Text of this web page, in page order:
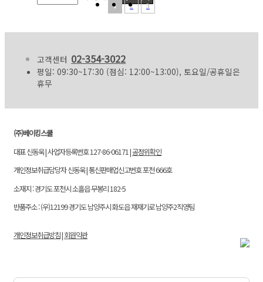
1 2 3
고객센터 02-354-3022
평일: 09:30~17:30 (점심: 12:00~13:00), 토요일/공휴일은
휴무
(주)베이킹스쿨
대표 신동욱 | 사업자등록번호 127-86-06171 |공정위확인
개인정보취급담당자 신동욱 | 통신판매업신고번호 포천 666호
소재지 : 경기도 포천시 소흘읍 무봉리 182-5
반품주소 : (우)12199 경기도 남양주시 화도읍 재재기로 남양주2직영팀
개인정보취급방침|회원약관